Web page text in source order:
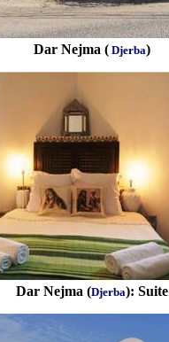
Dar Nejma ( Djerba)
Dar Nejma (Djerba): Suite